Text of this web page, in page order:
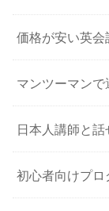
価格が安い英会
マンツーマン
日本人講師と
初心者向けプ